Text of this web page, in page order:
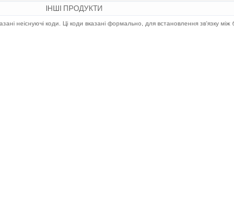
IНШI ПРОДУКТИ
неіснуючі коди. Ці коди вказані формально, для встановлення зв'язку між